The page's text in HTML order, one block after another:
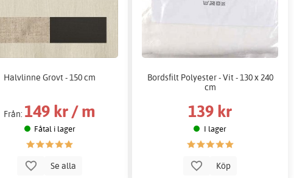
Halvlinne Grovt - 150 cm
Från: 149 kr / m
Fåtal i lager
Se alla
Bordsfilt Polyester - Vit - 130 x 240
cm
139 kr
I lager
Köp